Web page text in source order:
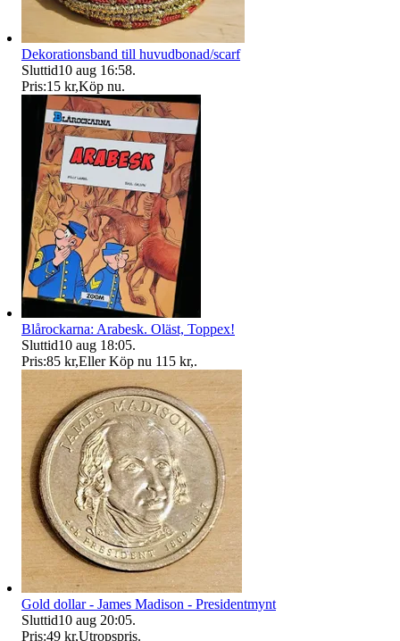
Dekorationsband till huvudbonad/scarf
Sluttid10 aug 16:58.
Pris:15 kr,Köp nu.
Blårockarna: Arabesk. Oläst, Toppex!
Sluttid10 aug 18:05.
Pris:85 kr,Eller Köp nu 115 kr,.
Gold dollar - James Madison - Presidentmynt
Sluttid10 aug 20:05.
Pris:49 kr,Utropspris.